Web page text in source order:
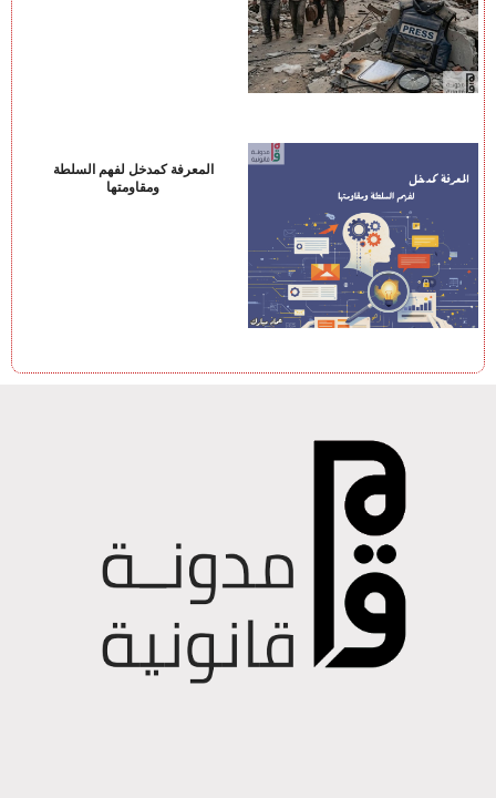
المعرفة كمدخل لفهم السلطة
ومقاومتها